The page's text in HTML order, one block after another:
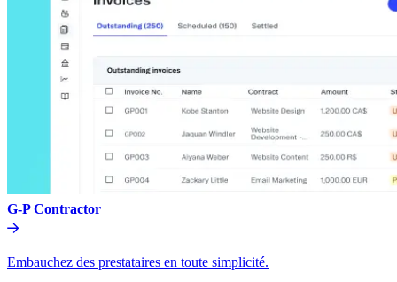
G-P Contractor​​
Embauchez des prestataires en toute simplicité.​​